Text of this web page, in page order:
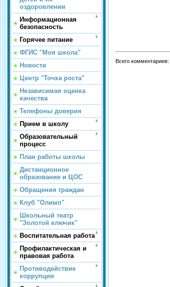
оздоровлении
Информационная
безопасность
Горячее питание
ФГИС "Моя школа"
Новости
Центр "Точка роста"
Независимая оценка
качества
Телефоны доверия
Прием в школу
Образовательный
процесс
План работы школы
Дистанционное
образование и ЦОС
Обращения граждан
Клуб "Олимп"
Школьный театр
"Золотой ключик"
Воспитательная работа
Профилактическая и
правовая работа
Противодействие
коррупции
Всего комментариев: